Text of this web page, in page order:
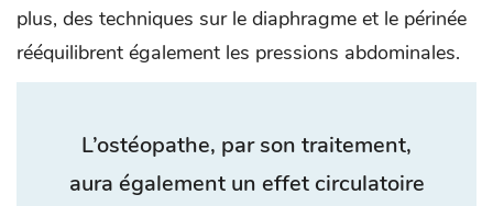
plus, des techniques sur le diaphragme et le périnée
rééquilibrent également les pressions abdominales.
L’ostéopathe, par son traitement,
aura également un effet circulatoire